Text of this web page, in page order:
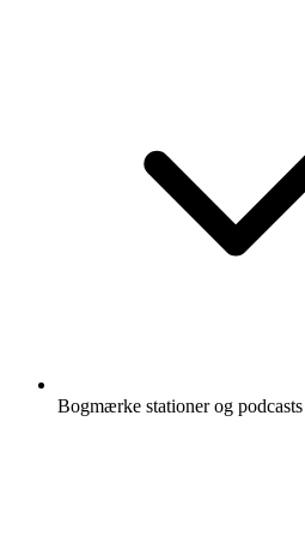
Bogmærke stationer og podcasts